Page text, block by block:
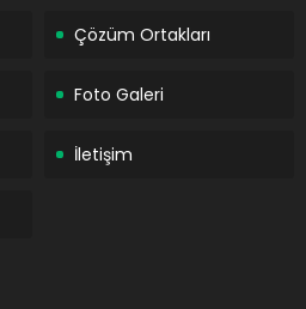
Çözüm Ortakları
Foto Galeri
İletişim